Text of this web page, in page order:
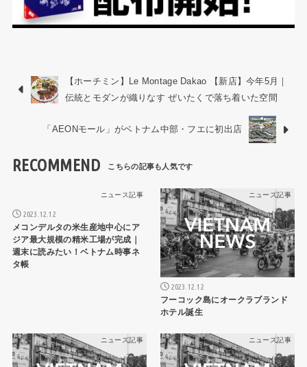
【ホーチミン】Le Montage Dakao 【新店】今年5月｜
伝統とモダンが織りなす ぜいたくで落ち着いた空間
「AEONモール」がベトナム中部・フエに初出店
RECOMMEND
ニュース記事
2023.12.12
メコンデルタの米生産地中心にア
ジア最大規模の精米工場が完成｜
週末に読みたい！ベトナム時事ネ
タ帳
ニュース記事
2023.12.12
フーコック島にオークラブランド
ホテル誕生
ニュース記事 ニュース記事